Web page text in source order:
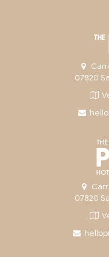
07820
07820